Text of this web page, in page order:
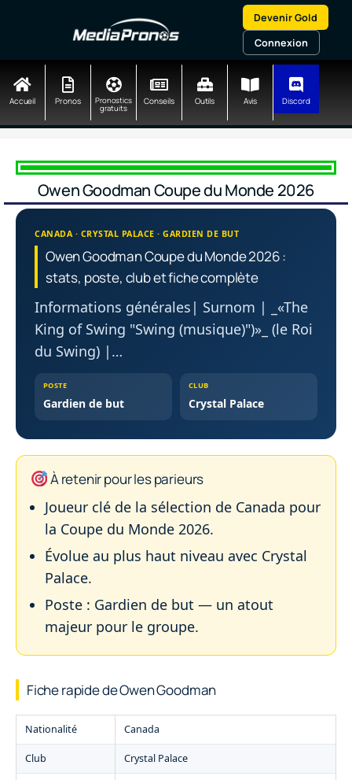
Devenir Gold
Connexion
Accueil Pronos Pronostics
gratuits
Conseils Outils Avis Discord
Owen Goodman Coupe du Monde 2026
CANADA · CRYSTAL PALACE · GARDIEN DE BUT
Owen Goodman Coupe du Monde 2026 :
stats, poste, club et fiche complète
Informations générales| Surnom | _«The
King of Swing "Swing (musique)")»_ (le Roi
du Swing) |…
POSTE
Gardien de but
CLUB
Crystal Palace
À retenir pour les parieurs
Joueur clé de la sélection de Canada pour
la Coupe du Monde 2026.
Évolue au plus haut niveau avec Crystal
Palace.
Poste : Gardien de but — un atout
majeur pour le groupe.
Fiche rapide de Owen Goodman
Nationalité Canada
Club Crystal Palace